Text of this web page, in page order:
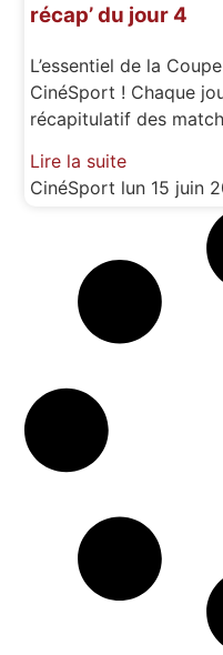
récap’ du jour 4
L’essentiel de la
CinéSport ! Chaque
récapitulatif des
Lire la suite
CinéSport lun 15 juin